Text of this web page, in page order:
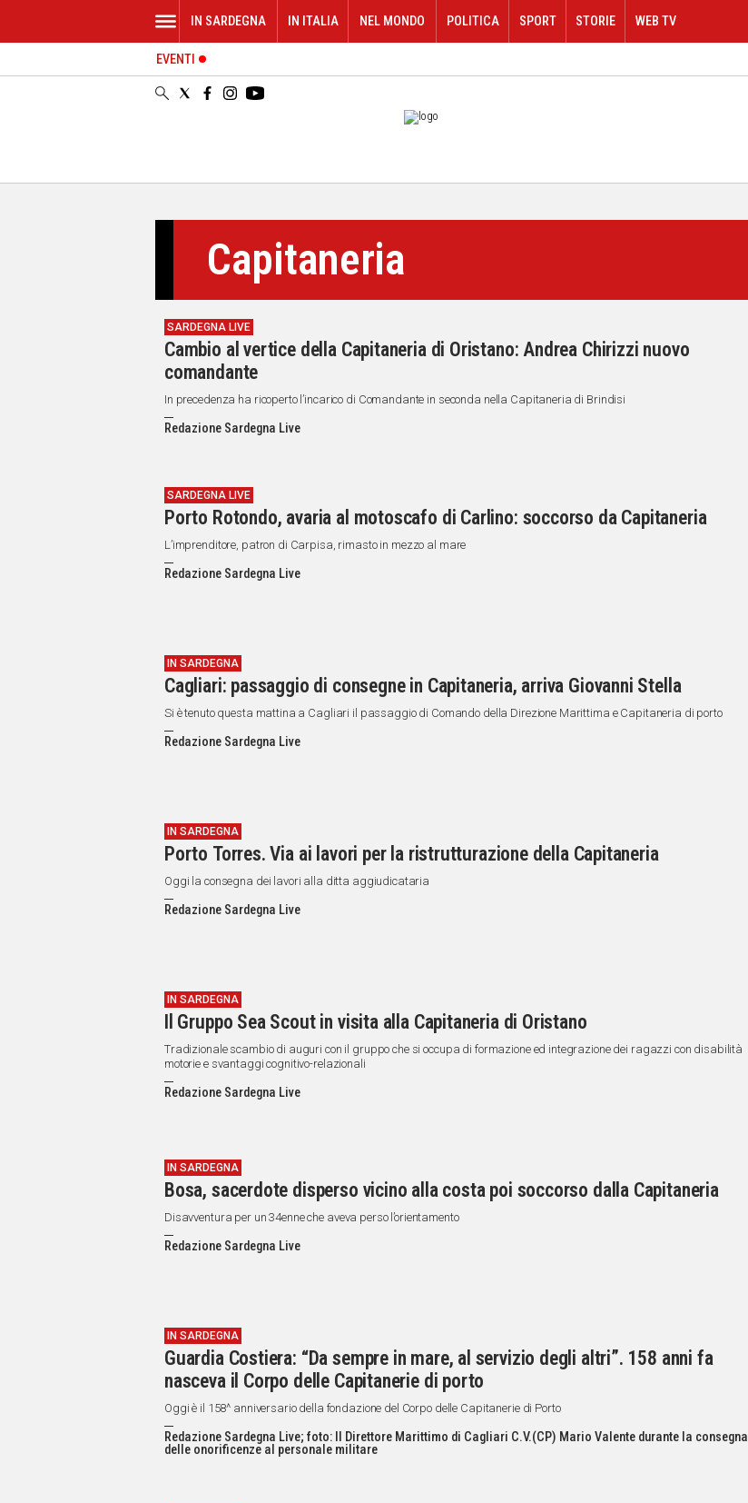
ORISTANO
IN SARDEGNA IN ITALIA NEL MONDO POLITICA SPORT STORIE WEB TV
EVENTI
Capitaneria
SARDEGNA LIVE
Cambio al vertice della Capitaneria di Oristano: Andrea Chirizzi nuovo
comandante
In precedenza ha ricoperto l’incarico di Comandante in seconda nella Capitaneria di Brindisi
Redazione Sardegna Live
SARDEGNA LIVE
Porto Rotondo, avaria al motoscafo di Carlino: soccorso da Capitaneria
L’imprenditore, patron di Carpisa, rimasto in mezzo al mare
Redazione Sardegna Live
IN SARDEGNA
Cagliari: passaggio di consegne in Capitaneria, arriva Giovanni Stella
Si è tenuto questa mattina a Cagliari il passaggio di Comando della Direzione Marittima e Capitaneria di porto
Redazione Sardegna Live
IN SARDEGNA
Porto Torres. Via ai lavori per la ristrutturazione della Capitaneria
Oggi la consegna dei lavori alla ditta aggiudicataria
Redazione Sardegna Live
IN SARDEGNA
Il Gruppo Sea Scout in visita alla Capitaneria di Oristano
Tradizionale scambio di auguri con il gruppo che si occupa di formazione ed integrazione dei ragazzi con disabilità
motorie e svantaggi cognitivo-relazionali
Redazione Sardegna Live
IN SARDEGNA
Bosa, sacerdote disperso vicino alla costa poi soccorso dalla Capitaneria
Disavventura per un 34enne che aveva perso l’orientamento
Redazione Sardegna Live
IN SARDEGNA
Guardia Costiera: “Da sempre in mare, al servizio degli altri”. 158 anni fa
nasceva il Corpo delle Capitanerie di porto
Oggi è il 158^ anniversario della fondazione del Corpo delle Capitanerie di Porto
Redazione Sardegna Live; foto: Il Direttore Marittimo di Cagliari C.V.(CP) Mario Valente durante la consegna
delle onorificenze al personale militare